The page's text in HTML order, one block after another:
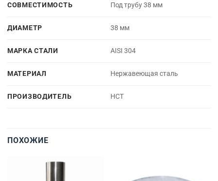
СОВМЕСТИМОСТЬ Под трубу 38 мм
ДИАМЕТР 38 мм
МАРКА СТАЛИ AISI 304
МАТЕРИАЛ Нержавеющая сталь
ПРОИЗВОДИТЕЛЬ НСТ
ПОХОЖИЕ